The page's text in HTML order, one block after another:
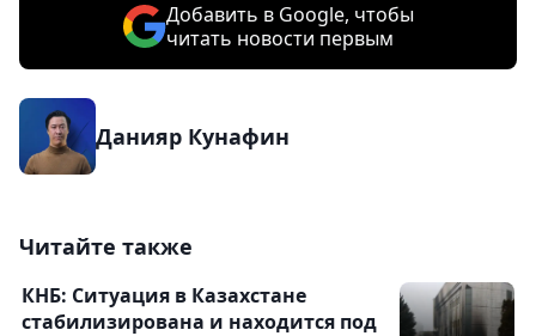
Добавить в Google, чтобы
читать новости первым
Данияр Кунафин
Читайте также
КНБ: Ситуация в Казахстане
стабилизирована и находится под